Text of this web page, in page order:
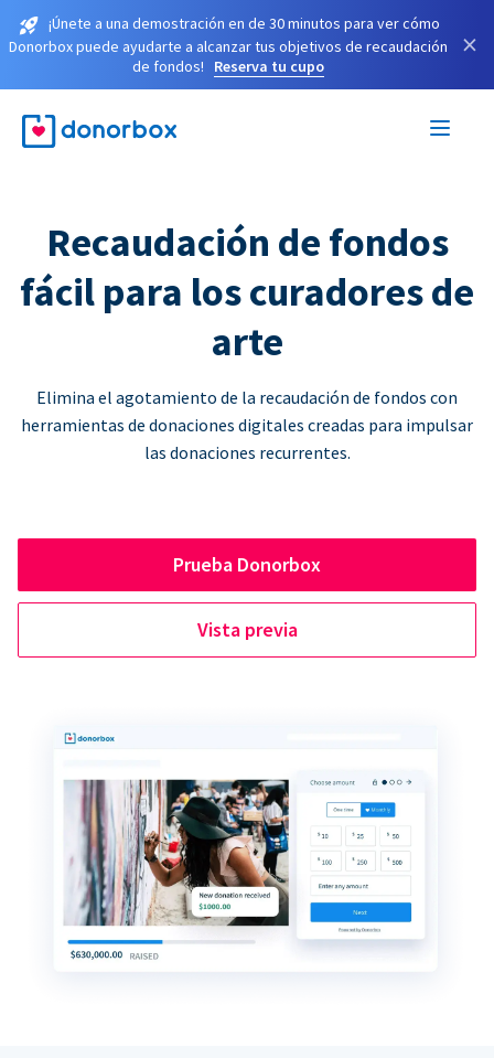
¡Únete a una demostración en de 30 minutos para ver cómo
Donorbox puede ayudarte a alcanzar tus objetivos de recaudación
de fondos!
Reserva tu cupo
×
Recaudación de fondos
fácil para los curadores de
arte
Elimina el agotamiento de la recaudación de fondos con
herramientas de donaciones digitales creadas para impulsar
las donaciones recurrentes.
Prueba Donorbox
Vista previa